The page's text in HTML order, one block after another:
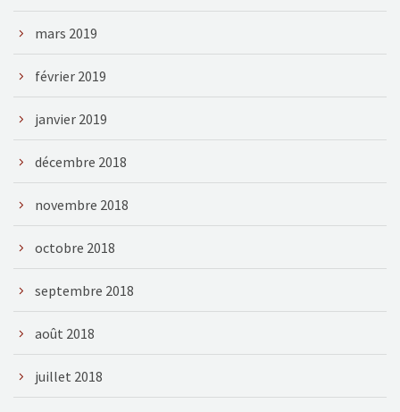
mars 2019
février 2019
janvier 2019
décembre 2018
novembre 2018
octobre 2018
septembre 2018
août 2018
juillet 2018